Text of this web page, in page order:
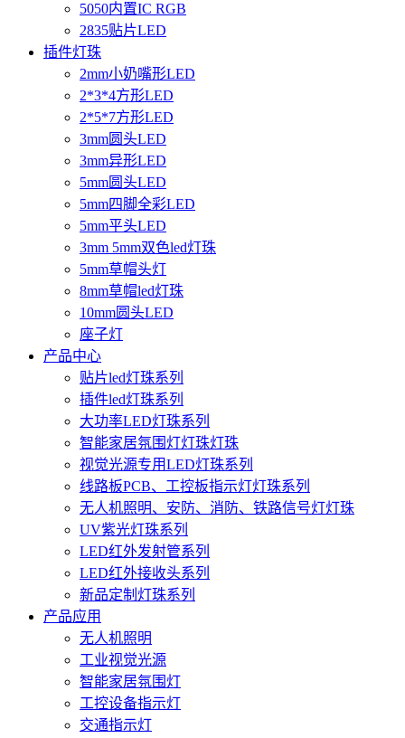
5050内置IC RGB
2835贴片LED
插件灯珠
2mm小奶嘴形LED
2*3*4方形LED
2*5*7方形LED
3mm圆头LED
3mm异形LED
5mm圆头LED
5mm四脚全彩LED
5mm平头LED
3mm 5mm双色led灯珠
5mm草帽头灯
8mm草帽led灯珠
10mm圆头LED
座子灯
产品中心
贴片led灯珠系列
插件led灯珠系列
大功率LED灯珠系列
智能家居氛围灯灯珠灯珠
视觉光源专用LED灯珠系列
线路板PCB、工控板指示灯灯珠系列
无人机照明、安防、消防、铁路信号灯灯珠
UV紫光灯珠系列
LED红外发射管系列
LED红外接收头系列
新品定制灯珠系列
产品应用
无人机照明
工业视觉光源
智能家居氛围灯
工控设备指示灯
交通指示灯